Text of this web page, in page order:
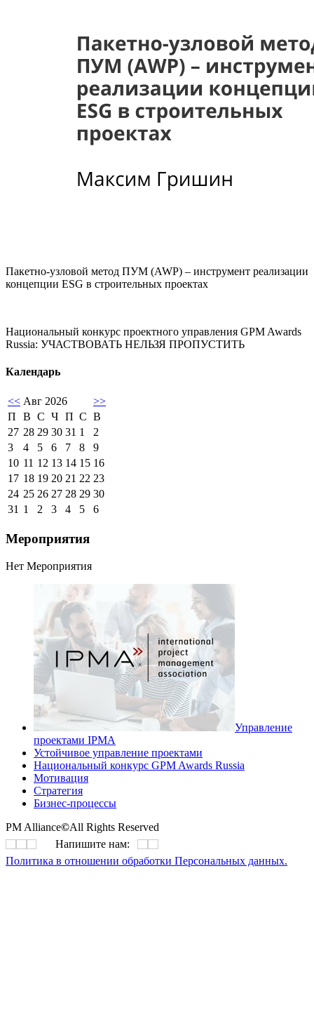
Пакетно-узловой метод ПУМ (AWP) – инструмент реализации
концепции ESG в строительных проектах
Национальный конкурс проектного управления GPM Awards
Russia: УЧАСТВОВАТЬ НЕЛЬЗЯ ПРОПУСТИТЬ
Календарь
<< Авг 2026
>>
П
В С Ч П С В
27 28 29 30 31 1
2
3
4 5 6 7 8
9
10 11 12 13 14 15 16
17 18 19 20 21 22 23
24 25 26 27 28 29 30
31 1 2 3 4 5 6
Мероприятия
Нет Мероприятия
Управление
проектами IPMA
Устойчивое управление проектами
Национальный конкурс GPM Awards Russia
Мотивация
Стратегия
Бизнес-процессы
PM Alliance©All Rights Reserved
Напишите нам:
Политика в отношении обработки Персональных данных.